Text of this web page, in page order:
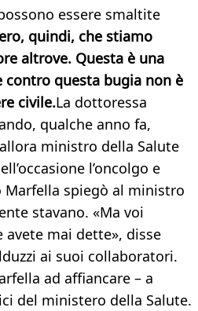
essere smaltite
quindi, che stiamo
altrove. Questa è una
contro questa bugia non è
civile.La dottoressa
qualche anno fa,
ministro della Salute
l’oncolgo e
spiegò al ministro
stavano. «Ma voi
avete mai dette», disse
ai suoi collaboratori.
ad affiancare – a
del ministero della Salute.